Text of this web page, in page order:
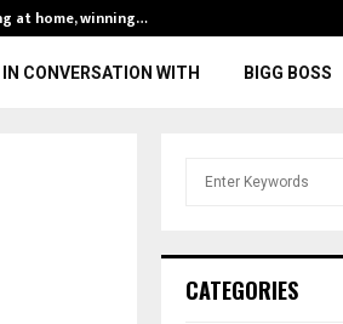
at home, winning…
IN CONVERSATION WITH BIGG BOSS
h
CATEGORIES